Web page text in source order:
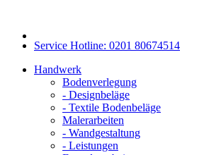
Service Hotline: 0201 80674514
Handwerk
Bodenverlegung
- Designbeläge
- Textile Bodenbeläge
Malerarbeiten
- Wandgestaltung
- Leistungen